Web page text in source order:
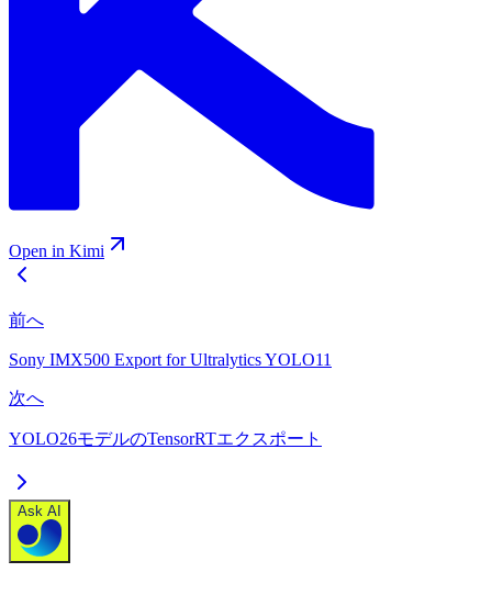
Open in Kimi
前へ
Sony IMX500 Export for Ultralytics YOLO11
次へ
YOLO26モデルのTensorRTエクスポート
Ask AI